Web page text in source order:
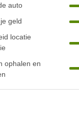
auto
geld
locatie
ophalen en